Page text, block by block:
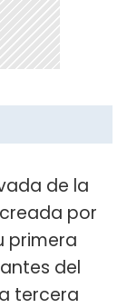
de la
por
primera
del
tercera